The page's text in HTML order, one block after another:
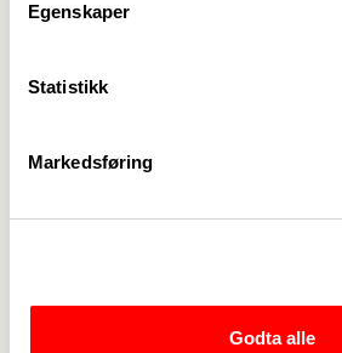
Egenskaper
Statistikk
Markedsføring
Godta alle
v/ Jan Tyskeberg
Jan.tyskeberg@fagforbundet.org